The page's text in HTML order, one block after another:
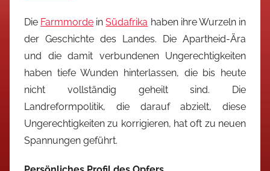
Die Farmmorde inSüdafrika haben ihre Wurzeln in
der Geschichte des Landes. Die Apartheid-Ära
und die damit verbundenen Ungerechtigkeiten
haben tiefe Wunden hinterlassen, die bis heute
nicht vollständig geheilt sind. Die
Landreformpolitik, die darauf abzielt, diese
Ungerechtigkeiten zu korrigieren, hat oft zu neuen
Spannungen geführt.